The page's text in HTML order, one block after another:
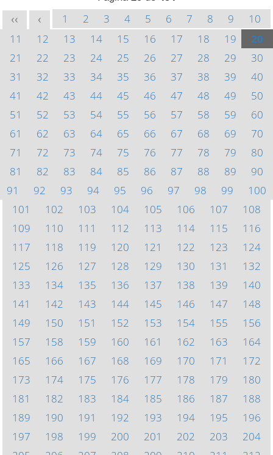
<< < 1 2 3 4 5 6 7 8 9
10
11
12 13 14 15 16 17 18 19
20
21
22 23 24 25 26 27 28 29
30
31
32 33 34 35 36 37 38 39
40
41
42 43 44 45 46 47 48 49
50
51
52 53 54 55 56 57 58 59
60
61
62 63 64 65 66 67 68 69
70
71
72 73 74 75 76 77 78 79
80
81
82 83 84 85 86 87 88 89
90
91
92 93 94 95 96 97 98 99
100
101
102 103 104 105 106 107
108
109
110 111 112 113 114 115
116
117
118 119 120 121 122 123
124
125
126 127 128 129 130 131
132
133
134 135 136 137 138 139
140
141
142 143 144 145 146 147
148
149
150 151 152 153 154 155
156
157
158 159 160 161 162 163
164
165
166 167 168 169 170 171
172
173
174 175 176 177 178 179
180
181
182 183 184 185 186 187
188
189
190 191 192 193 194 195
196
197
198 199 200 201 202 203
204